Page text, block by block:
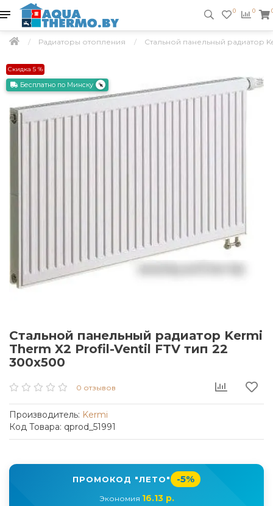
0 0
Радиаторы отопления Стальной панельный радиатор
Скидка 5 %
Бесплатно по Минску
Стальной панельный радиатор Kermi
Therm X2 Profil-Ventil FTV тип 22
300x500
0 отзывов
Производитель: Kermi
Код Товара: qprod_51991
ПРОМОКОД "ЛЕТО" -5%
Экономия 16.13 р.